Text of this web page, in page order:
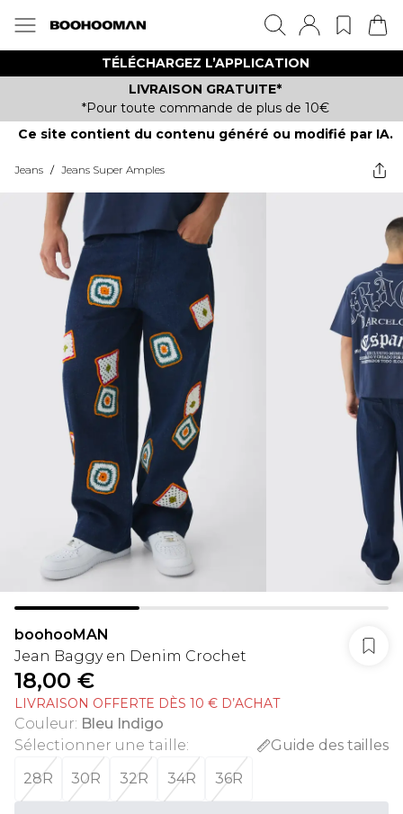
TÉLÉCHARGEZ L’APPLICATION
LIVRAISON GRATUITE*
*Pour toute commande de plus de 10€
Ce site contient du contenu généré ou modifié par IA.
Jeans / Jeans Super Amples
boohooMAN
Jean Baggy en Denim Crochet
18,00 €
LIVRAISON OFFERTE DÈS 10 € D’ACHAT
Couleur: Bleu Indigo
Sélectionner une taille:
Guide des tailles
28R
30R 32R 34R 36R